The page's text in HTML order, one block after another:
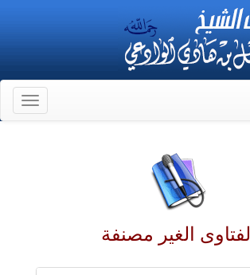
الفتاوى الغير مصنفة